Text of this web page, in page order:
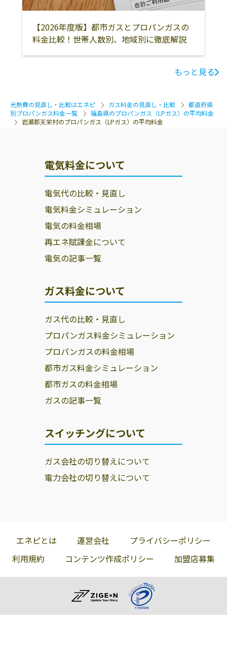
相馬市 南相馬市
双葉郡広野町
双葉郡楢葉町
双葉郡富岡町
双葉郡川内村
双葉郡大熊町
双葉郡双葉町
双葉郡浪江町
相馬郡飯舘村
【2026年度版】都市ガスとプロパンガスの
料金比較！世帯人数別、地域別に徹底解説
もっと見る
光熱費の見直し・比較はエネピ ガス料金の見直し・比較
都道府県
別プロパンガス料金一覧
福島県のプロパンガス（LPガス）の平均料金
岩瀬郡天栄村のプロパンガス（LPガス）の平均料金
電気料金について
電気代の比較・見直し
電気料金シミュレーション
電気の料金相場
再エネ賦課金について
電気の記事一覧
ガス料金について
ガス代の比較・見直し
プロパンガス料金シミュレーション
プロパンガスの料金相場
都市ガス料金シミュレーション
都市ガスの料金相場
ガスの記事一覧
スイッチングについて
ガス会社の切り替えについて
電力会社の切り替えについて
エネピとは 運営会社
プライバシーポリシー
利用規約
コンテンツ作成ポリシー 加盟店募集